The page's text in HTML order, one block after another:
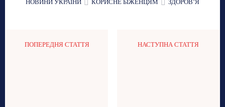
НОВИНИ УКРАЇНИ
КОРИСНЕ БІЖЕНЦЯМ ЗДОРОВʼЯ
ПОПЕРЕДНЯ СТАТТЯ НАСТУПНА СТАТТЯ